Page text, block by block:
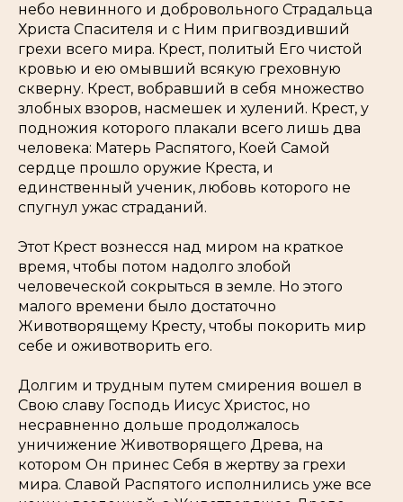
небо невинного и добровольного Страдальца
Христа Спасителя и с Ним пригвоздивший
грехи всего мира. Крест, политый Его чистой
кровью и ею омывший всякую греховную
скверну. Крест, вобравший в себя множество
злобных взоров, насмешек и хулений. Крест, у
подножия которого плакали всего лишь два
человека: Матерь Распятого, Коей Самой
сердце прошло оружие Креста, и
единственный ученик, любовь которого не
спугнул ужас страданий.
Этот Крест вознесся над миром на краткое
время, чтобы потом надолго злобой
человеческой сокрыться в земле. Но этого
малого времени было достаточно
Животворящему Кресту, чтобы покорить мир
себе и оживотворить его.
Долгим и трудным путем смирения вошел в
Свою славу Господь Иисус Христос, но
несравненно дольше продолжалось
уничижение Животворящего Древа, на
котором Он принес Себя в жертву за грехи
мира. Славой Распятого исполнились уже все